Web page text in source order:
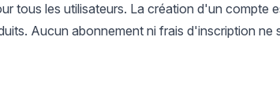
tous les utilisateurs. La création d'un compte
Aucun abonnement ni frais d'inscription ne